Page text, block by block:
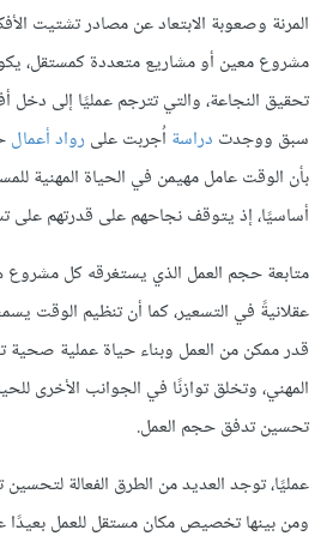
المرنة وصعوبة الابتعاد عن مصادر تشتيت
مشروع معين أو مشاريع متعددة كمستقل،
تحقيق النجاعة، والتي تترجم عمليًا إلى دخل
سبق ووجدت دراسة اُجربت على رواد أعمال
بأن الوقت عامل مهيمن في الحياة المهنية
أساسيًا، إذ يتوقف نجاحهم على قدرتهم على
متابعة حجم العمل الذي يستغرقه كل مشروع
عقلانيةً في التسعير، كما أن تنظيم الوقت
قدر ممكن من العمل وبناء حياة عملية صحية
المهني، وتخلق توازنًا في الجوانب الأخرى
تحسين تدفق حجم العمل.
عمليًا، توجد العديد من الطرق الفعالة لتحسين
ومن بينها تخصيص مكان مستقل للعمل بعيدًا